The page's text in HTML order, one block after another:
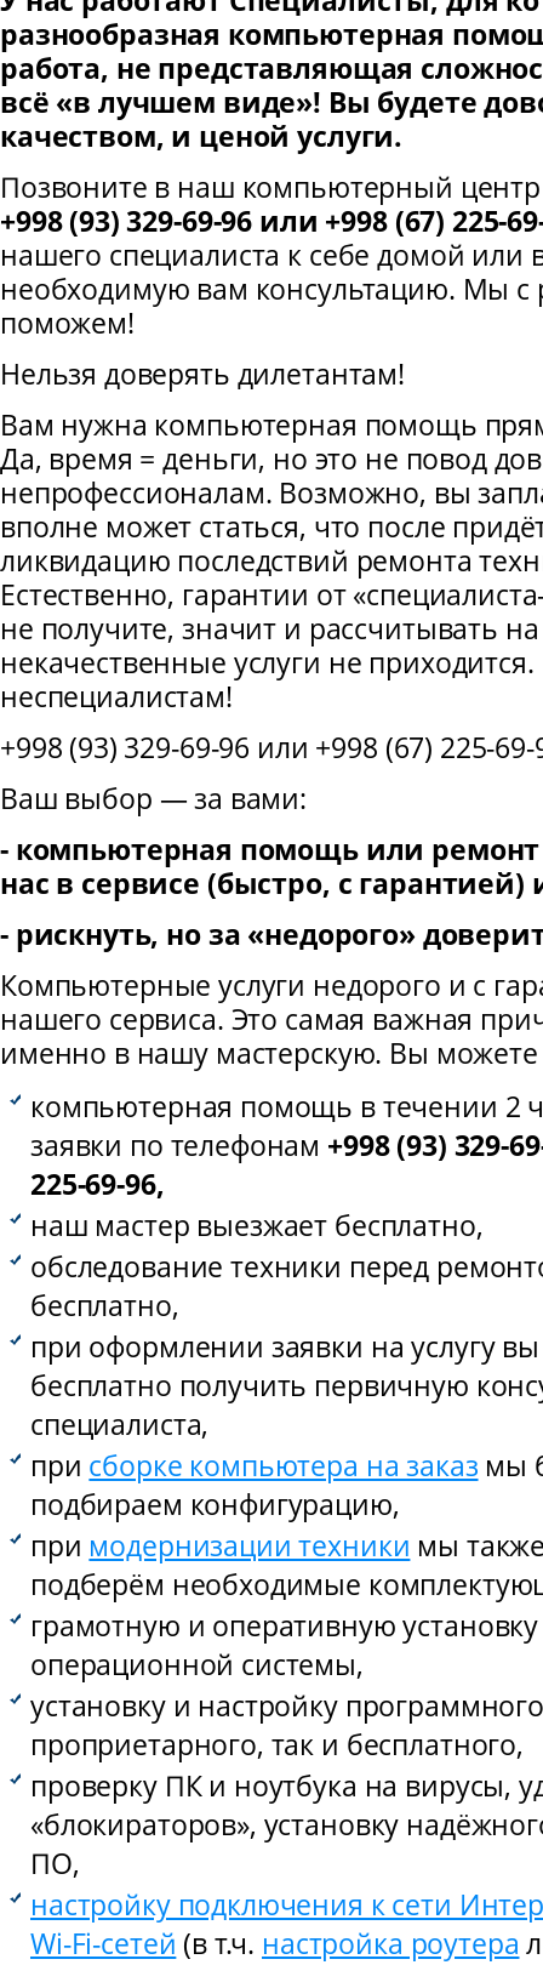
разнообразная компьютерная
работа, не представляющая
всё «в лучшем виде»! Вы будете
качеством, и ценой услуги.
Позвоните в наш компьютерный
+998 (93) 329-69-96 или +998 (67) 225-
нашего специалиста к себе домой или
необходимую вам консультацию. Мы с
поможем!
Нельзя доверять дилетантам!
Вам нужна компьютерная помощь
Да, время = деньги, но это не повод
непрофессионалам. Возможно, вы
вполне может статься, что после
ликвидацию последствий ремонта
Естественно, гарантии от
не получите, значит и рассчитывать
некачественные услуги не
неспециалистам!
+998 (93) 329-69-96 или +998 (67) 225-69-
Ваш выбор — за вами:
- компьютерная помощь или
нас в сервисе (быстро, с гарантией)
- рискнуть, но за «недорого»
Компьютерные услуги недорого и с
нашего сервиса. Это самая важная
именно в нашу мастерскую. Вы можете
компьютерная помощь в течении 2
заявки по телефонам +998 (93) 329-
225-69-96,
наш мастер выезжает бесплатно,
обследование техники перед
бесплатно,
при оформлении заявки на услугу
бесплатно получить первичную
специалиста,
при сборке компьютера на заказ мы
подбираем конфигурацию,
при модернизации техники мы
подберём необходимые
грамотную и оперативную
операционной системы,
установку и настройку
проприетарного, так и бесплатного,
проверку ПК и ноутбука на вирусы,
«блокираторов», установку
ПО,
настройку подключения к сети
Wi-Fi-сетей (в т.ч. настройка роутера